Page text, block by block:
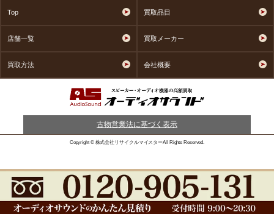
Top 買取品目
店舗一覧 買取メーカー
買取方法 会社概要
古物営業法に基づく表示
Copyright © 株式会社リサイクルマイスターAll Rights Reserved.